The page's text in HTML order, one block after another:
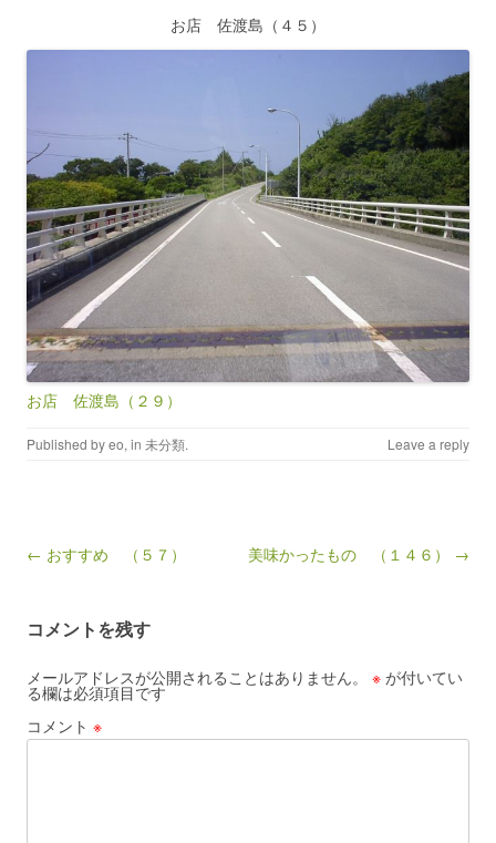
お店 佐渡島（４５）
お店 佐渡島（２９）
Published byeo, in 未分類. Leave a reply
Post navigation
← おすすめ （５７） 美味かったもの （１４６） →
コメントを残す
メールアドレスが公開されることはありません。 ※ が付いてい
る欄は必須項目です
コメント ※